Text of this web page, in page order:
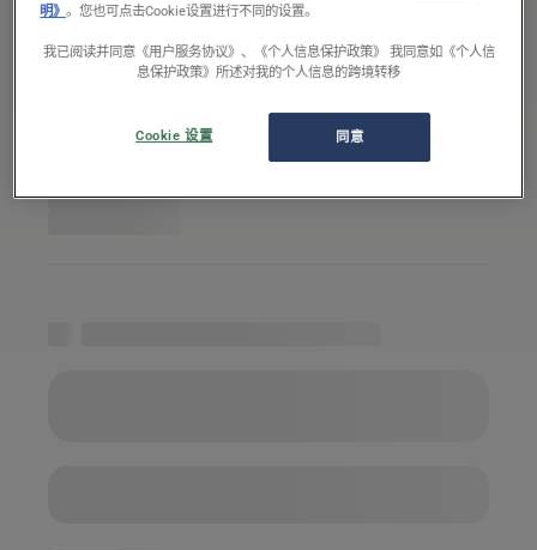
确保正确剂量
明》。您也可点击Cookie设置进行不同的设置。
我已阅读并同意《用户服务协议》、《个人信息保护政策》 我同意如《个人信
息保护政策》所述对我的个人信息的跨境转移
同意
Cookie 设置